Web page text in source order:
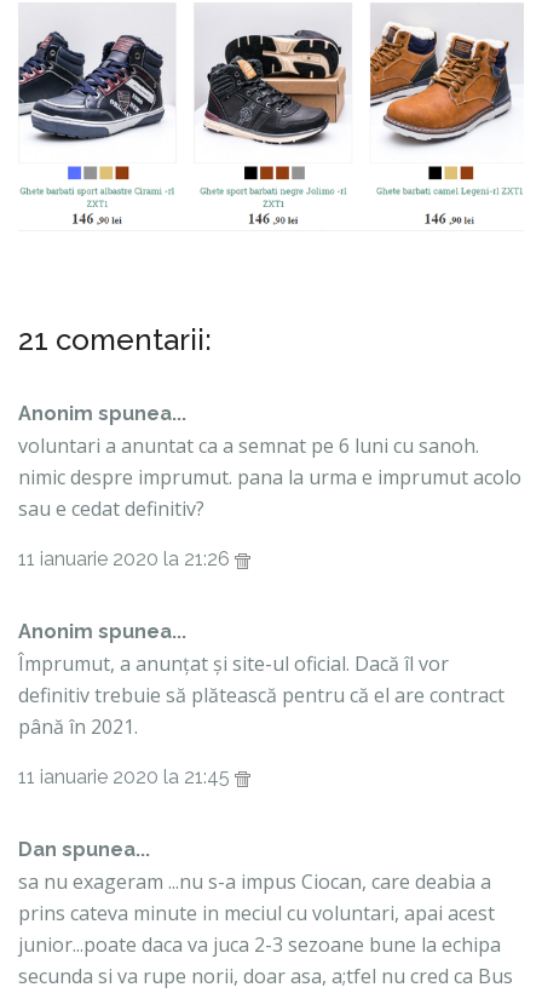
21 comentarii:
Anonim spunea...
voluntari a anuntat ca a semnat pe 6 luni cu sanoh.
nimic despre imprumut. pana la urma e imprumut acolo
sau e cedat definitiv?
11 ianuarie 2020 la 21:26
Anonim spunea...
Împrumut, a anunțat și site-ul oficial. Dacă îl vor
definitiv trebuie să plătească pentru că el are contract
până în 2021.
11 ianuarie 2020 la 21:45
Dan spunea...
sa nu exageram ...nu s-a impus Ciocan, care deabia a
prins cateva minute in meciul cu voluntari, apai acest
junior...poate daca va juca 2-3 sezoane bune la echipa
secunda si va rupe norii, doar asa, a;tfel nu cred ca Bus